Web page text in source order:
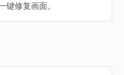
键修复画面。